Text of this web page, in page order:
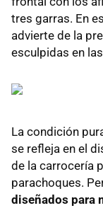
tres garras. En
advierte de la
esculpidas en
La condición
se refleja en el
de la carrocería
parachoques.
diseñados para